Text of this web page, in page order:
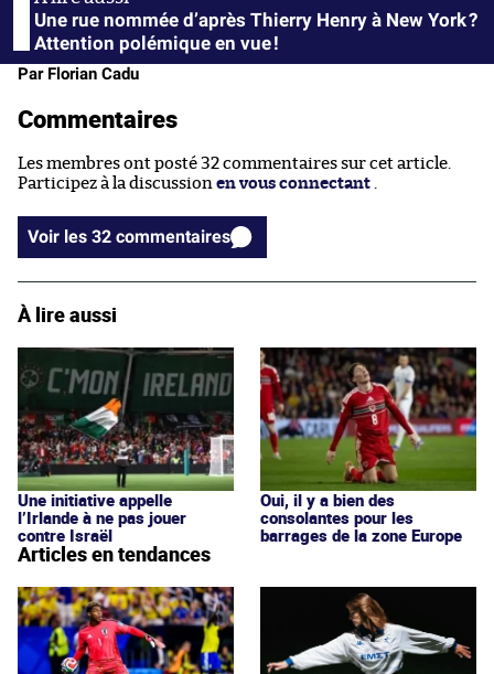
Une rue nommée d’après Thierry Henry à New York ?
Attention polémique en vue !
Par Florian Cadu
Commentaires
Les membres ont posté 32 commentaires sur cet article.
Participez à la discussion en vous connectant .
Voir les 32 commentaires
À lire aussi
Une initiative appelle
l’Irlande à ne pas jouer
contre Israël
Oui, il y a bien des
consolantes pour les
barrages de la zone Europe
Articles en tendances